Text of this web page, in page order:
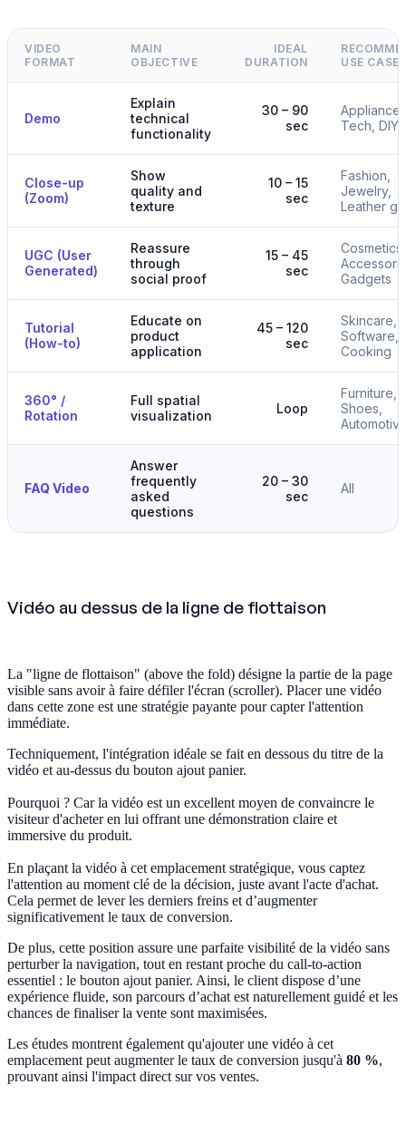
VIDEO
FORMAT
MAIN
OBJECTIVE
IDEAL
DURATION
USE CASE
Demo
Explain
technical
functionality
30 – 90
sec
Tech, DIY
Close-up
(Zoom)
Show
quality and
texture
10 – 15
sec
Fashion,
Jewelry,
Leather
UGC (User
Generated)
Reassure
through
social proof
15 – 45
sec
Cosmetics,
Gadgets
Tutorial
(How-to)
Educate on
product
application
45 – 120
sec
Skincare,
Software,
Cooking
360° /
Rotation
Full spatial
visualization
Loop
Furniture,
Shoes,
FAQ Video
Answer
frequently
asked
questions
20 – 30
sec
All
Vidéo au dessus de la ligne de flottaison
La "ligne de flottaison" (above the fold) désigne la partie de la page
visible sans avoir à faire défiler l'écran (scroller). Placer une vidéo
dans cette zone est une stratégie payante pour capter l'attention
immédiate.
Techniquement, l'intégration idéale se fait en dessous du titre de la
vidéo et au-dessus du bouton ajout panier.
Pourquoi ? Car la vidéo est un excellent moyen de convaincre le
visiteur d'acheter en lui offrant une démonstration claire et
immersive du produit.
En plaçant la vidéo à cet emplacement stratégique, vous captez
l'attention au moment clé de la décision, juste avant l'acte d'achat.
Cela permet de lever les derniers freins et d’augmenter
significativement le taux de conversion.
De plus, cette position assure une parfaite visibilité de la vidéo sans
perturber la navigation, tout en restant proche du call-to-action
essentiel : le bouton ajout panier. Ainsi, le client dispose d’une
expérience fluide, son parcours d’achat est naturellement guidé et les
chances de finaliser la vente sont maximisées.
Les études montrent également qu'ajouter une vidéo à cet
emplacement peut augmenter le taux de conversion jusqu'à 80 %,
prouvant ainsi l'impact direct sur vos ventes.